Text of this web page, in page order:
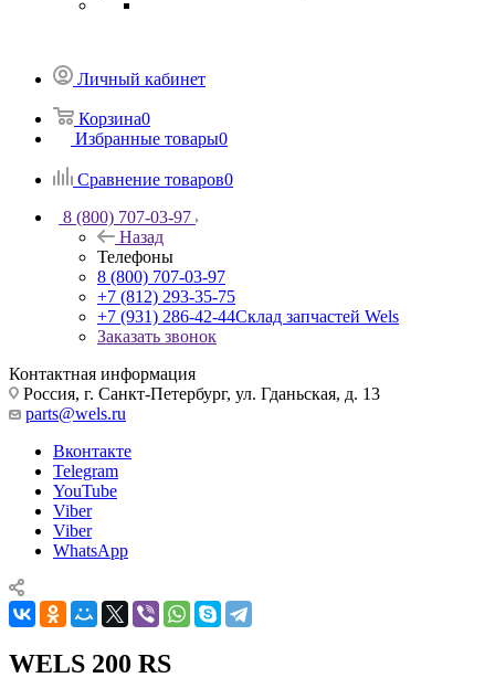
Личный кабинет
Корзина0
Избранные товары0
Сравнение товаров0
8 (800) 707-03-97
Назад
Телефоны
8 (800) 707-03-97
+7 (812) 293-35-75
+7 (931) 286-42-44Склад запчастей Wels
Заказать звонок
Контактная информация
Россия, г. Санкт-Петербург, ул. Гданьская, д. 13
parts@wels.ru
Вконтакте
Telegram
YouTube
Viber
Viber
WhatsApp
WELS 200 RS